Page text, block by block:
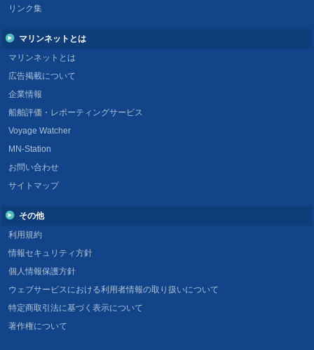
リンク集
マリンネットとは
マリンネットとは
広告掲載について
企業情報
船舶評価・レポーティングサービス
Voyage Watcher
MN-Station
お問い合わせ
サイトマップ
その他
利用規約
情報セキュリティ方針
個人情報保護方針
ウェブサービスにおける利用者情報の取り扱いについて
特定商取引法に基づく表示について
著作権について